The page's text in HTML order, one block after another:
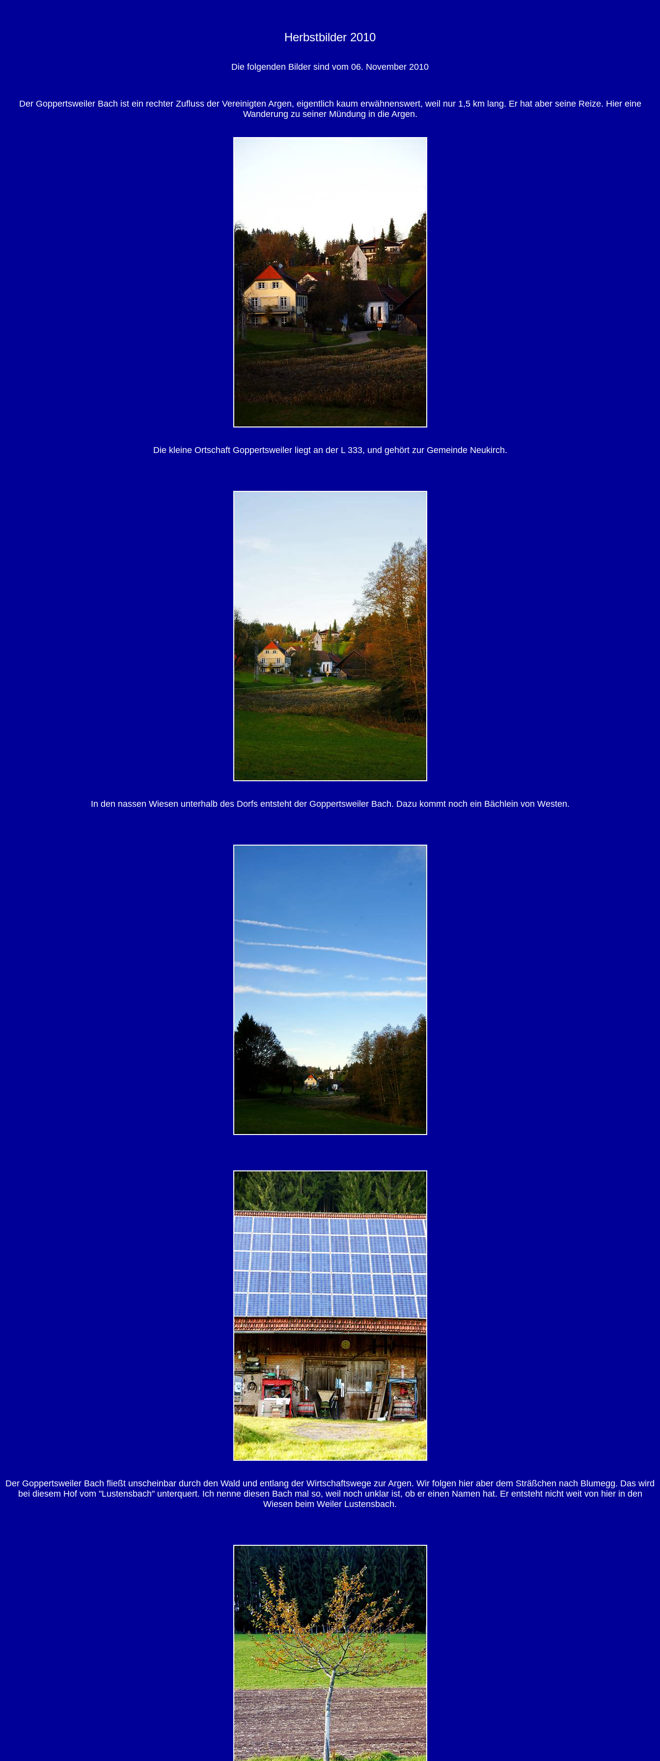
Herbstbilder 2010
Die folgenden Bilder sind vom 06. November 2010
Der Goppertsweiler Bach ist ein rechter Zufluss der Vereinigten Argen, eigentlich kaum erwähnenswert, weil nur 1,5 km lang. Er hat aber seine Reize. Hier eine
Wanderung zu seiner Mündung in die Argen.
Die kleine Ortschaft Goppertsweiler liegt an der L 333, und gehört zur Gemeinde Neukirch.
In den nassen Wiesen unterhalb des Dorfs entsteht der Goppertsweiler Bach. Dazu kommt noch ein Bächlein von Westen.
Der Goppertsweiler Bach fließt unscheinbar durch den Wald und entlang der Wirtschaftswege zur Argen. Wir folgen hier aber dem Sträßchen nach Blumegg. Das wird
bei diesem Hof vom "Lustensbach" unterquert. Ich nenne diesen Bach mal so, weil noch unklar ist, ob er einen Namen hat. Er entsteht nicht weit von hier in den
Wiesen beim Weiler Lustensbach.